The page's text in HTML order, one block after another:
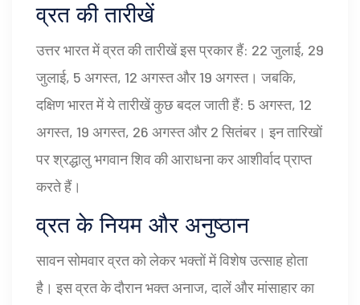
व्रत की तारीखें
उत्तर भारत में व्रत की तारीखें इस प्रकार हैं: 22 जुलाई, 29
जुलाई, 5 अगस्त, 12 अगस्त और 19 अगस्त। जबकि,
दक्षिण भारत में ये तारीखें कुछ बदल जाती हैं: 5 अगस्त, 12
अगस्त, 19 अगस्त, 26 अगस्त और 2 सितंबर। इन तारिखों
पर श्रद्धालु भगवान शिव की आराधना कर आशीर्वाद प्राप्त
करते हैं।
व्रत के नियम और अनुष्ठान
सावन सोमवार व्रत को लेकर भक्तों में विशेष उत्साह होता
है। इस व्रत के दौरान भक्त अनाज, दालें और मांसाहार का